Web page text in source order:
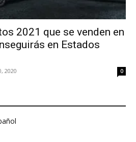
2021 que se venden en
en Estados
2020 0